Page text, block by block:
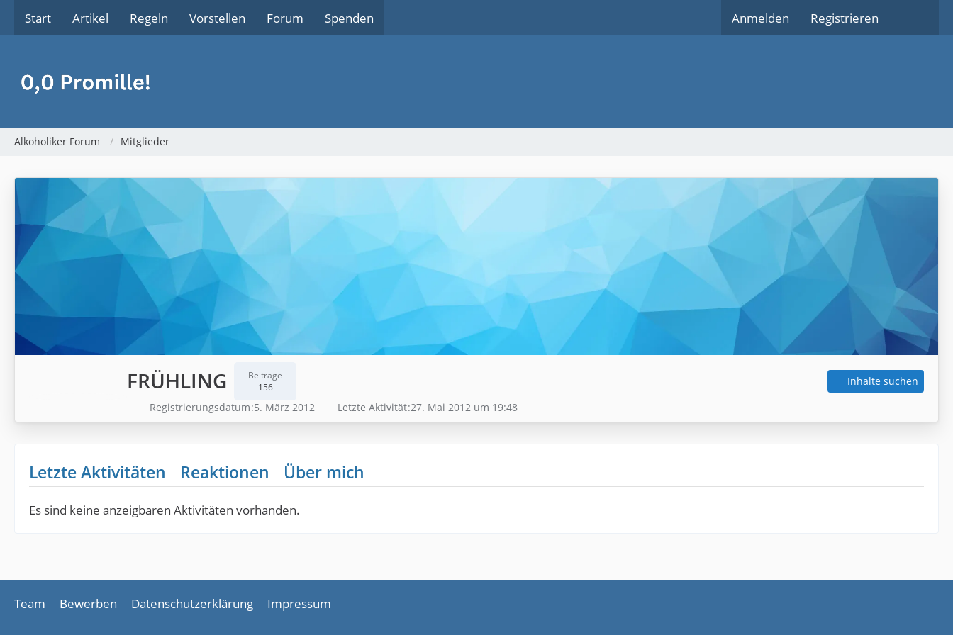
Start Artikel Regeln Vorstellen Forum Spenden Anmelden Registrieren
Alkoholiker Forum Mitglieder
FRÜHLING
Beiträge
156
Inhalte suchen
Registrierungsdatum 5. März 2012 Letzte Aktivität 27. Mai 2012 um 19:48
Letzte Aktivitäten Reaktionen Über mich
Es sind keine anzeigbaren Aktivitäten vorhanden.
Team Bewerben Datenschutzerklärung Impressum